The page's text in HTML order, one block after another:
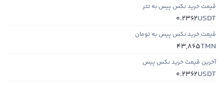
قیمت خرید نکس پیس به تتر
USDT
0.2362
قیمت خرید نکس پیس به تومان
TMN
43,865
آخرین قیمت خرید نکس پیس
USDT
0.2362